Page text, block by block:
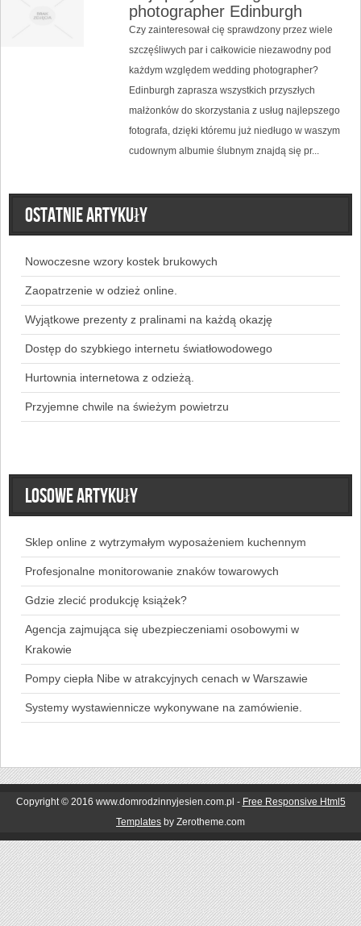
photographer Edinburgh
Czy zainteresował cię sprawdzony przez wiele
szczęśliwych par i całkowicie niezawodny pod
każdym względem wedding photographer?
Edinburgh zaprasza wszystkich przyszłych
małżonków do skorzystania z usług najlepszego
fotografa, dzięki któremu już niedługo w waszym
cudownym albumie ślubnym znajdą się pr...
Ostatnie artykuły
Nowoczesne wzory kostek brukowych
Zaopatrzenie w odzież online.
Wyjątkowe prezenty z pralinami na każdą okazję
Dostęp do szybkiego internetu światłowodowego
Hurtownia internetowa z odzieżą.
Przyjemne chwile na świeżym powietrzu
Losowe artykuły
Sklep online z wytrzymałym wyposażeniem kuchennym
Profesjonalne monitorowanie znaków towarowych
Gdzie zlecić produkcję książek?
Agencja zajmująca się ubezpieczeniami osobowymi w
Krakowie
Pompy ciepła Nibe w atrakcyjnych cenach w Warszawie
Systemy wystawiennicze wykonywane na zamówienie.
Copyright © 2016 www.domrodzinnyjesien.com.pl - Free Responsive Html5
Templates by Zerotheme.com